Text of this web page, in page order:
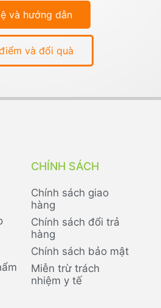
và hướng dẫn
và đổi quà
CHÍNH SÁCH
Chính sách giao
hàng
Chính sách đổi trả
hàng
Chính sách bảo mật
Miễn trừ trách
nhiệm y tế